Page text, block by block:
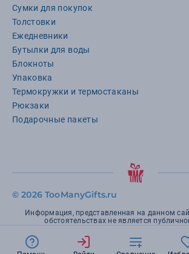
Сумки для покупок
Толстовки
Ежедневники
Бутылки для воды
Блокноты
Упаковка
Термокружки и термостаканы
Рюкзаки
Подарочные пакеты
© 2026 TooManyGifts.ru
Информация, представленная на данном
обстоятельствах не является